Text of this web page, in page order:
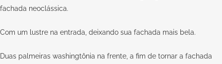
fachada neoclássica.
Com um lustre na entrada, deixando sua fachada mais bela.
Duas palmeiras washingtônia na frente, a fim de tornar a fachada